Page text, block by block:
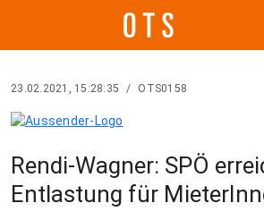
23.02.2021, 15:28:35 / OTS0158
Rendi-Wagner: SPÖ
Entlastung für